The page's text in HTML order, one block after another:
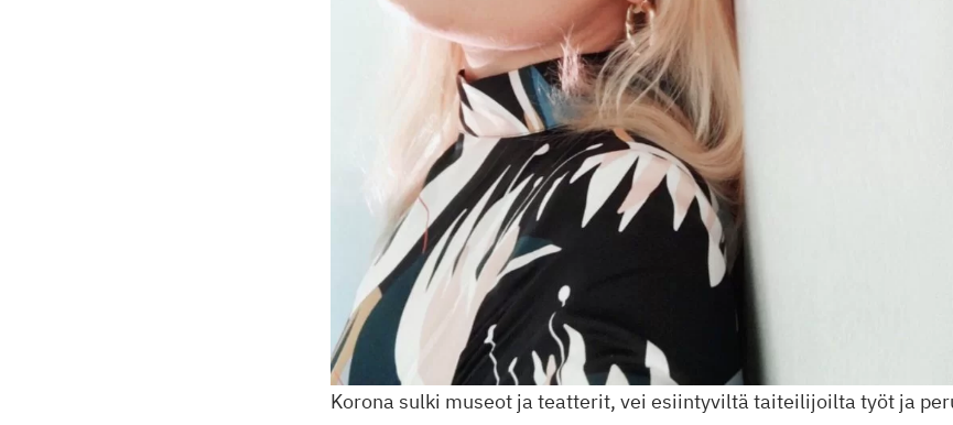
Korona sulki museot ja teatterit, vei esiintyviltä taiteilijoilta työt ja